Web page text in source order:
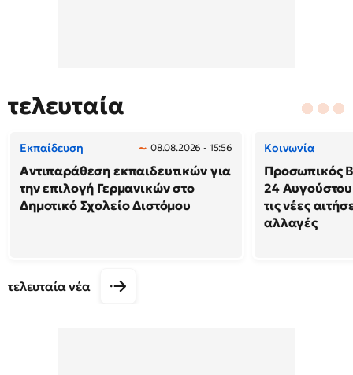
τελευταία
Εκπαίδευση 08.08.2026 - 15:56
Αντιπαράθεση εκπαιδευτικών για
την επιλογή Γερμανικών στο
Δημοτικό Σχολείο Διστόμου
Κοινωνία
Προσωπικός
24
τις νέες
αλλαγές
τελευταία νέα